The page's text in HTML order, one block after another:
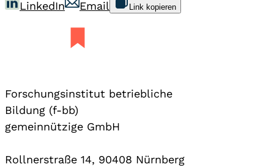
LinkedIn Email Link kopieren
Forschungsinstitut betriebliche
Bildung (f-bb)
gemeinnützige GmbH
Rollnerstraße 14, 90408 Nürnberg